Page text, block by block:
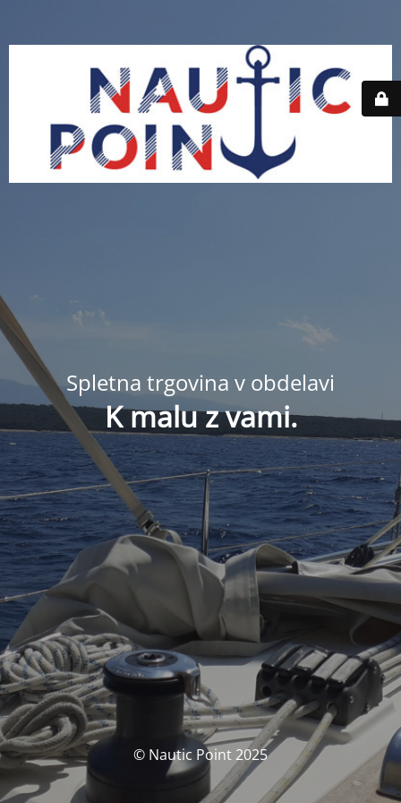
Spletna trgovina v obdelavi
K malu z vami.
© Nautic Point 2025